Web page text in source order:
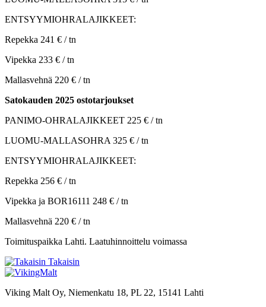
ENTSYYMIOHRALAJIKKEET:
Repekka 241 € / tn
Vipekka 233 € / tn
Mallasvehnä 220 € / tn
Satokauden 2025 ostotarjoukset
PANIMO-OHRALAJIKKEET 225 € / tn
LUOMU-MALLASOHRA 325 € / tn
ENTSYYMIOHRALAJIKKEET:
Repekka 256 € / tn
Vipekka ja BOR16111 248 € / tn
Mallasvehnä 220 € / tn
Toimituspaikka Lahti. Laatuhinnoittelu voimassa
Takaisin
Viking Malt Oy, Niemenkatu 18, PL 22, 15141 Lahti